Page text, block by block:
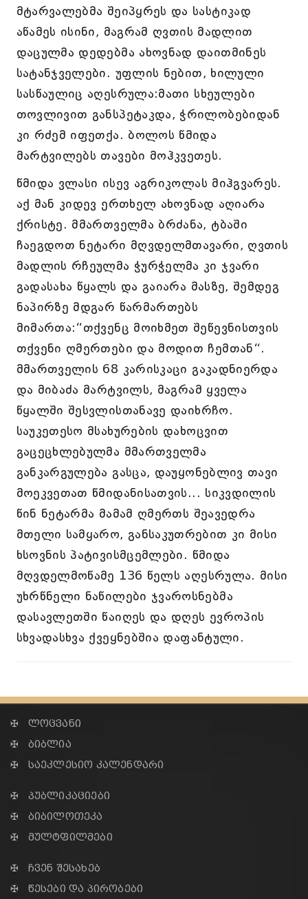
მტარვალებმა შეიპყრეს და სასტიკად
აწამეს ისინი, მაგრამ ღვთის მადლით
დაცულმა დედებმა ახოვნად დაითმინეს
სატანჯველები. უფლის ნებით, ხილული
სასწაულიც აღესრულა:მათი სხეულები
თოვლივით განსპეტაკდა, ჭრილობებიდან
კი რძემ იფეთქა. ბოლოს წმიდა
მარტვილებს თავები მოჰკვეთეს.
წმიდა ვლასი ისევ აგრიკოლას მიჰგვარეს.
აქ მან კიდევ ერთხელ ახოვნად აღიარა
ქრისტე. მმართველმა ბრძანა, ტბაში
ჩაეგდოთ ნეტარი მღვდელმთავარი, ღვთის
მადლის რჩეულმა ჭურჭელმა კი ჯვარი
გადასახა წყალს და გაიარა მასზე, შემდეგ
ნაპირზე მდგარ წარმართებს
მიმართა:“თქვენც მოიხმეთ შეწევნისთვის
თქვენი ღმერთები და მოდით ჩემთან“.
მმართველის 68 კარისკაცი გაკადნიერდა
და მიბაძა მარტვილს, მაგრამ ყველა
წყალში შესვლისთანავე დაიხრჩო.
საუკეთესო მსახურების დახოცვით
გაცეცხლებულმა მმართველმა
განკარგულება გასცა, დაუყონებლივ თავი
მოეკვეთათ წმიდანისათვის... სიკვდილის
წინ ნეტარმა მამამ ღმერთს შეავედრა
მთელი სამყარო, განსაკუთრებით კი მისი
ხსოვნის პატივისმცემლები. წმიდა
მღვდელმოწამე 136 წელს აღესრულა. მისი
უხრწნელი ნაწილები ჯვაროსნებმა
დასავლეთში წაიღეს და დღეს ევროპის
სხვადასხვა ქვეყნებშია დაფანტული.
✠ ლოცვანი
✠ ბიბლია
✠ საეკლესიო კალენდარი
✠ პუბლიკაციები
✠ ბიბილოთეკა
✠ მულტფილმები
✠ ჩვენ შესახებ
✠ წესები და პირობები